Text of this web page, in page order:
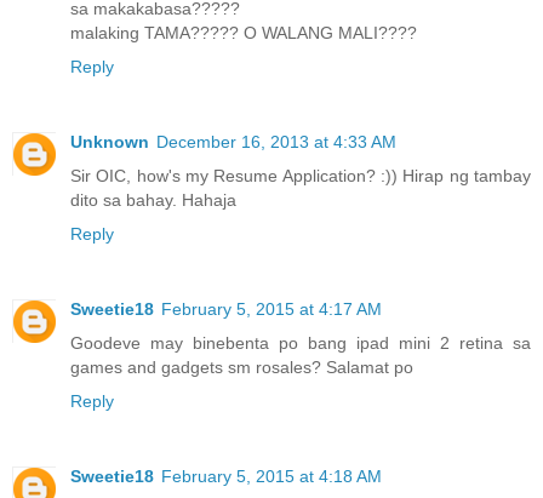
sa makakabasa?????
malaking TAMA????? O WALANG MALI????
Reply
Unknown December 16, 2013 at 4:33 AM
Sir OIC, how's my Resume Application? :)) Hirap ng tambay
dito sa bahay. Hahaja
Reply
Sweetie18 February 5, 2015 at 4:17 AM
Goodeve may binebenta po bang ipad mini 2 retina sa
games and gadgets sm rosales? Salamat po
Reply
Sweetie18 February 5, 2015 at 4:18 AM